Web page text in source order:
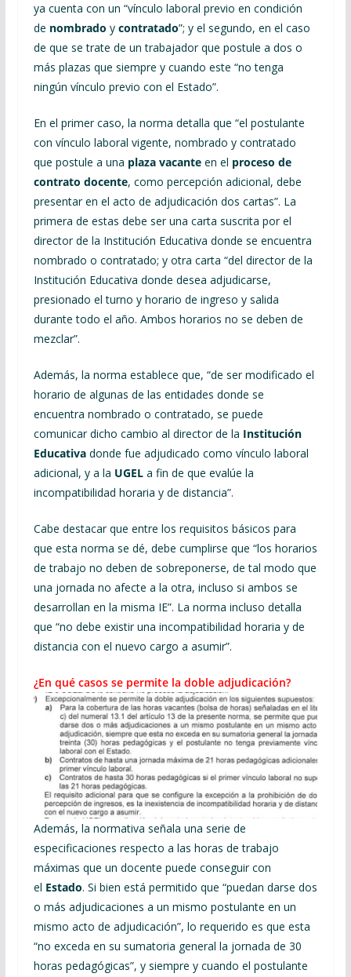
ya cuenta con un “vínculo laboral previo en condición
de nombrado y contratado”; y el segundo, en el caso
de que se trate de un trabajador que postule a dos o
más plazas que siempre y cuando este “no tenga
ningún vínculo previo con el Estado”.
En el primer caso, la norma detalla que “el postulante
con vínculo laboral vigente, nombrado y contratado
que postule a una plaza vacanteen el proceso de
contrato docente, como percepción adicional, debe
presentar en el acto de adjudicación dos cartas”. La
primera de estas debe ser una carta suscrita por el
director de la Institución Educativa donde se encuentra
nombrado o contratado; y otra carta “del director de la
Institución Educativa donde desea adjudicarse,
presionado el turno y horario de ingreso y salida
durante todo el año. Ambos horarios no se deben de
mezclar”.
Además, la norma establece que, “de ser modificado el
horario de algunas de las entidades donde se
encuentra nombrado o contratado, se puede
comunicar dicho cambio al director de la Institución
Educativadonde fue adjudicado como vínculo laboral
adicional, y a la UGEL a fin de que evalúe la
incompatibilidad horaria y de distancia”.
Cabe destacar que entre los requisitos básicos para
que esta norma se dé, debe cumplirse que “los horarios
de trabajo no deben de sobreponerse, de tal modo que
una jornada no afecte a la otra, incluso si ambos se
desarrollan en la misma IE”. La norma incluso detalla
que “no debe existir una incompatibilidad horaria y de
distancia con el nuevo cargo a asumir”.
¿En qué casos se permite la doble adjudicación?
Además, la normativa señala una serie de
especificaciones respecto a las horas de trabajo
máximas que un docente puede conseguir con
el Estado. Si bien está permitido que “puedan darse dos
o más adjudicaciones a un mismo postulante en un
mismo acto de adjudicación”, lo requerido es que esta
“no exceda en su sumatoria general la jornada de 30
horas pedagógicas”, y siempre y cuando el postulante